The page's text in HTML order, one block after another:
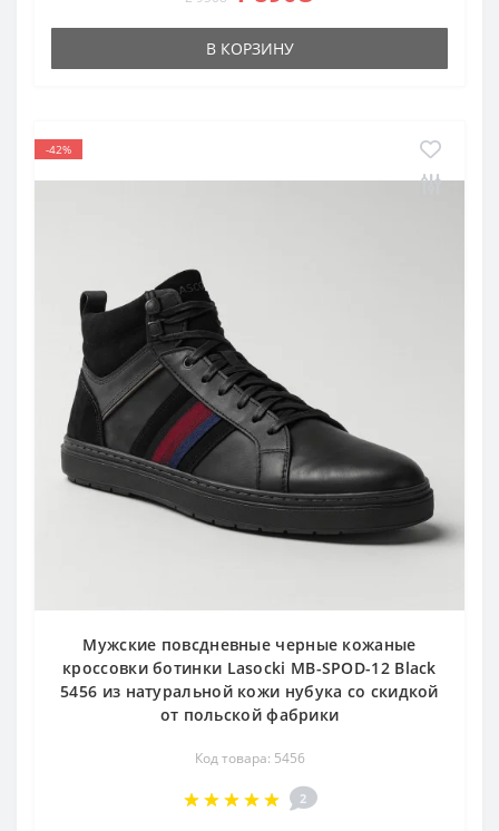
В КОРЗИНУ
-42%
Мужские повсдневные черные кожаные
кроссовки ботинки Lasocki MB-SPOD-12 Black
5456 из натуральной кожи нубука со скидкой
от польской фабрики
Код товара: 5456
2